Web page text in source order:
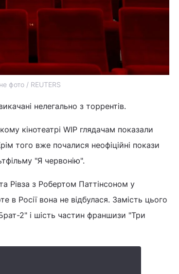
фото / REUTERS
нелегально з торрентів.
кінотеатрі WIP глядачам показали
того вже почалися неофіційні покази
"Я червонію".
Рівза з Робертом Паттінсоном у
в Росії вона не відбулася. Замість цього
2" і шість частин франшизи "Три